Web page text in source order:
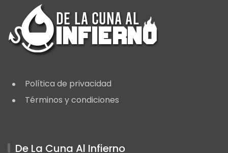
Política de privacidad
Términos y condiciones
De La Cuna Al Infierno